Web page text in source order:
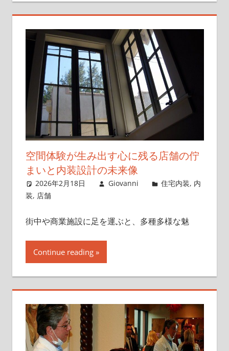
空間体験が生み出す心に残る店舗の佇
まいと内装設計の未来像
2026年2月18日 Giovanni 住宅内装, 内
装, 店舗
街中や商業施設に足を運ぶと、多種多様な魅
Continue reading